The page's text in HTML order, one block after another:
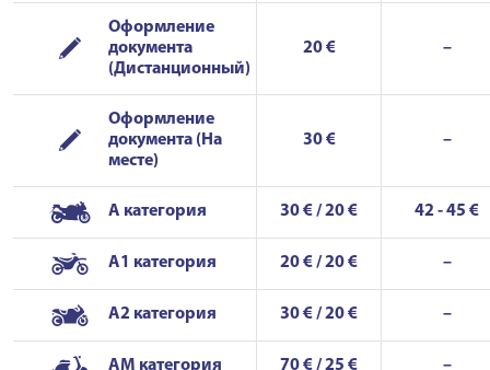
Оформление
документа
(Дистанционный)
20 € –
Оформление
документа (На
месте)
30 € –
A категория 30 € / 20 € 42 - 45 €
A1 категория 20 € / 20 € –
A2 категория 30 € / 20 € –
AM категория 70 € / 25 € –